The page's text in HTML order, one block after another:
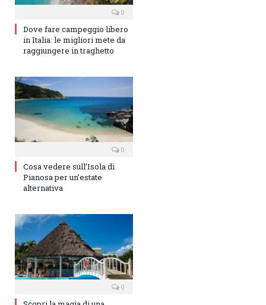
0
Dove fare campeggio libero
in Italia: le migliori mete da
raggiungere in traghetto
0
Cosa vedere sull’Isola di
Pianosa per un’estate
alternativa
0